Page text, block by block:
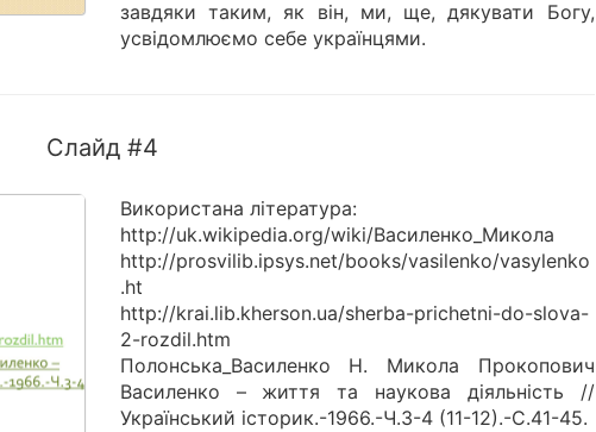
завдяки таким, як він, ми, ще, дякувати Богу,
усвідомлюємо себе українцями.
Слайд #4
Використана література:
http://uk.wikipedia.org/wiki/Василенко_Микола
http://prosvilib.ipsys.net/books/vasilenko/vasylenko
.ht
http://krai.lib.kherson.ua/sherba-prichetni-do-slova-
2-rozdil.htm
Полонська_Василенко Н. Микола Прокопович
Василенко – життя та наукова діяльність //
Український історик.-1966.-Ч.3-4 (11-12).-С.41-45.